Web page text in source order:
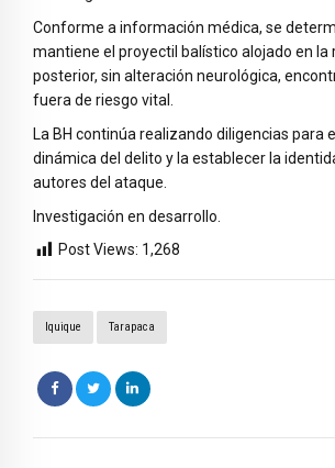
Conforme a información médica, se
mantiene el proyectil balístico alojado en la
posterior, sin alteración neurológica,
fuera de riesgo vital.
La BH continúa realizando diligencias para
dinámica del delito y la establecer la
autores del ataque.
Investigación en desarrollo.
Post Views: 1,268
Iquique Tarapaca